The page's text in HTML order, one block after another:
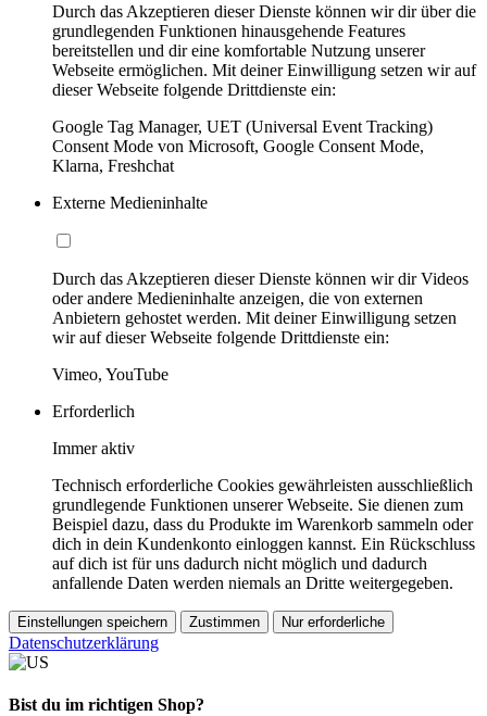
Durch das Akzeptieren dieser Dienste können wir dir über die
grundlegenden Funktionen hinausgehende Features
bereitstellen und dir eine komfortable Nutzung unserer
Webseite ermöglichen. Mit deiner Einwilligung setzen wir auf
dieser Webseite folgende Drittdienste ein:
Google Tag Manager, UET (Universal Event Tracking)
Consent Mode von Microsoft, Google Consent Mode,
Klarna, Freshchat
Externe Medieninhalte
Durch das Akzeptieren dieser Dienste können wir dir Videos
oder andere Medieninhalte anzeigen, die von externen
Anbietern gehostet werden. Mit deiner Einwilligung setzen
wir auf dieser Webseite folgende Drittdienste ein:
Vimeo, YouTube
Erforderlich
Immer aktiv
Technisch erforderliche Cookies gewährleisten ausschließlich
grundlegende Funktionen unserer Webseite. Sie dienen zum
Beispiel dazu, dass du Produkte im Warenkorb sammeln oder
dich in dein Kundenkonto einloggen kannst. Ein Rückschluss
auf dich ist für uns dadurch nicht möglich und dadurch
anfallende Daten werden niemals an Dritte weitergegeben.
Einstellungen speichern Zustimmen Nur erforderliche
Datenschutzerklärung
Bist du im richtigen Shop?